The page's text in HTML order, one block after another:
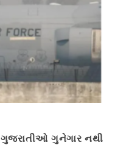
ગુજરાતીઓ ગુનેગાર નથી